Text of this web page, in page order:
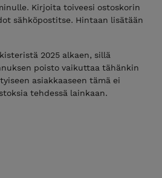
Kirjoita toiveesi ostoskorin
sähköpostitse. Hintaan lisätään
2025 alkaen, sillä
poisto vaikuttaa tähänkin
asiakkaaseen tämä ei
tehdessä lainkaan.